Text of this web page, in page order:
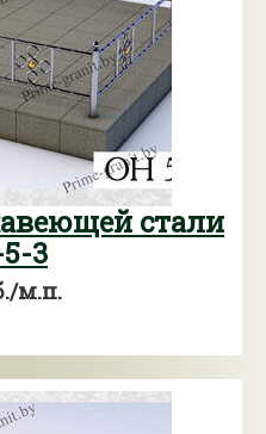
стали
3
м.п.